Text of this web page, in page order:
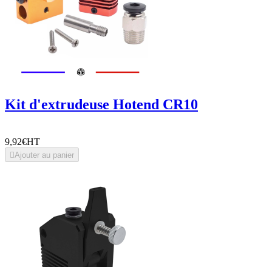
Kit d'extrudeuse Hotend CR10
9,92€HT
Ajouter au panier